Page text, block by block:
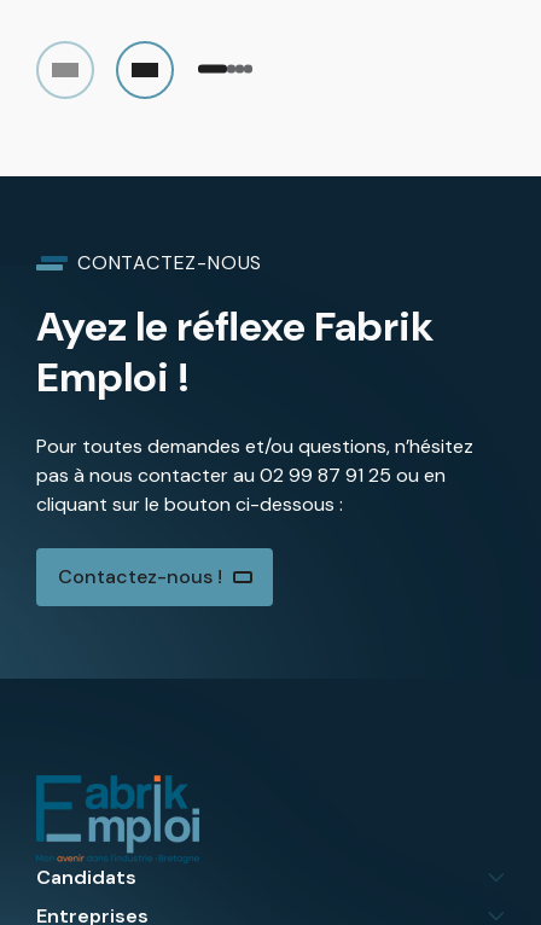
CONTACTEZ-NOUS
Ayez le réflexe Fabrik
Emploi !
Pour toutes demandes et/ou questions, n’hésitez
pas à nous contacter au 02 99 87 91 25 ou en
cliquant sur le bouton ci-dessous :
Contactez-nous !
Candidats
Entreprises